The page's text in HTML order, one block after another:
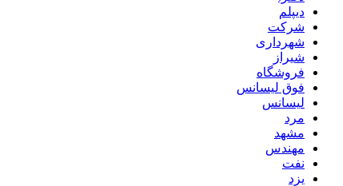
دیپلم
شرکت
شهرداری
شیراز
فروشگاه
فوق لیسانس
لیسانس
مرد
مشهد
مهندس
نفت
یزد